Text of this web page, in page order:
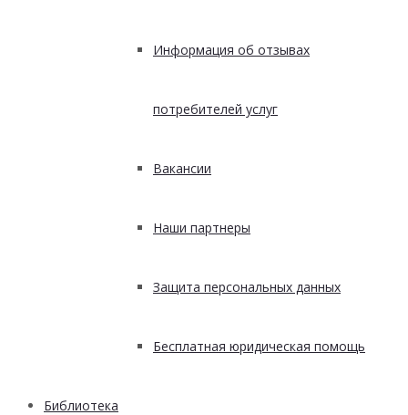
Информация об отзывах
потребителей услуг
Вакансии
Наши партнеры
Защита персональных данных
Бесплатная юридическая помощь
Библиотека